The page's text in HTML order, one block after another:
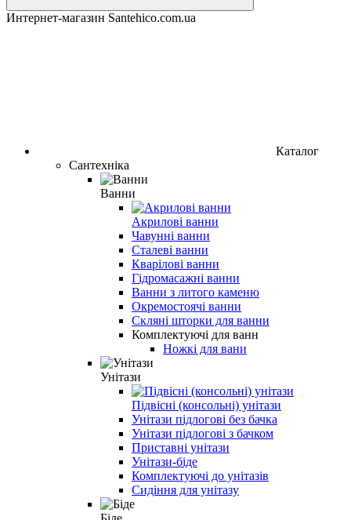
Интернет-магазин Santehico.com.ua
Каталог
Сантехніка
Ванни
Акрилові ванни
Чавунні ванни
Сталеві ванни
Кварілові ванни
Гідромасажні ванни
Ванни з литого каменю
Окремостоячі ванни
Скляні шторки для ванни
Комплектуючі для ванн
Ножкі для вани
Унітази
Підвісні (консольні) унітази
Унітази підлогові без бачка
Унітази підлогові з бачком
Приставні унітази
Унітази-біде
Комплектуючі до унітазів
Сидіння для унітазу